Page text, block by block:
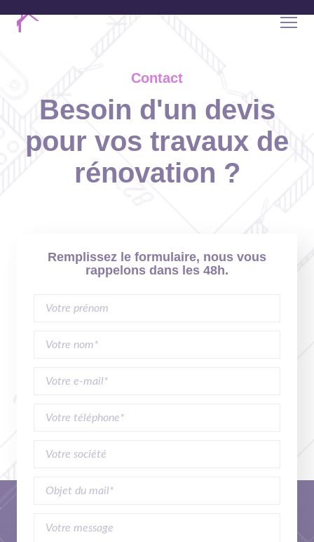
Contact
Besoin d'un devis
pour vos travaux de
rénovation ?
Remplissez le formulaire, nous vous
rappelons dans les 48h.